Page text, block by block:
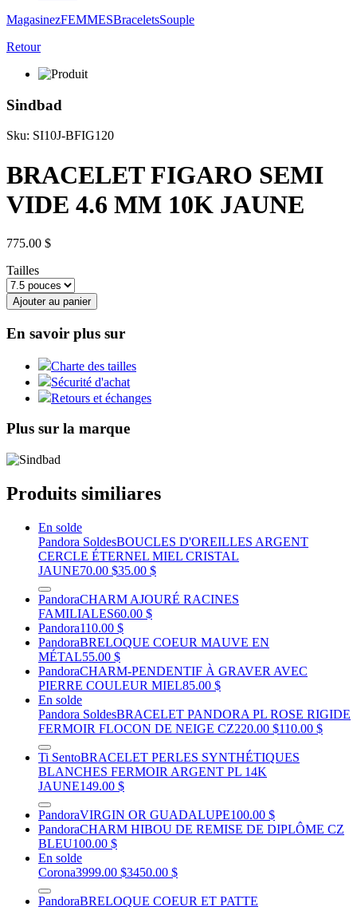
MagasinezFEMMESBraceletsSouple
Retour
Sindbad
Sku: SI10J-BFIG120
BRACELET FIGARO SEMI
VIDE 4.6 MM 10K JAUNE
775.00 $
Tailles
Ajouter au panier
En savoir plus sur
Charte des tailles
Sécurité d'achat
Retours et échanges
Plus sur la marque
Produits similiares
En solde
Pandora SoldesBOUCLES D'OREILLES ARGENT
CERCLE ÉTERNEL MIEL CRISTAL
JAUNE70.00 $35.00 $
PandoraCHARM AJOURÉ RACINES
FAMILIALES60.00 $
Pandora110.00 $
PandoraBRELOQUE COEUR MAUVE EN
MÉTAL55.00 $
PandoraCHARM-PENDENTIF À GRAVER AVEC
PIERRE COULEUR MIEL85.00 $
En solde
Pandora SoldesBRACELET PANDORA PL ROSE RIGIDE
FERMOIR FLOCON DE NEIGE CZ220.00 $110.00 $
Ti SentoBRACELET PERLES SYNTHÉTIQUES
BLANCHES FERMOIR ARGENT PL 14K
JAUNE149.00 $
PandoraVIRGIN OR GUADALUPE100.00 $
PandoraCHARM HIBOU DE REMISE DE DIPLÔME CZ
BLEU100.00 $
En solde
Corona3999.00 $3450.00 $
PandoraBRELOQUE COEUR ET PATTE